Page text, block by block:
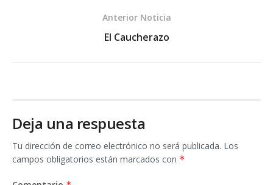
Anterior Noticia
El Caucherazo
Deja una respuesta
Tu dirección de correo electrónico no será publicada. Los
campos obligatorios están marcados con *